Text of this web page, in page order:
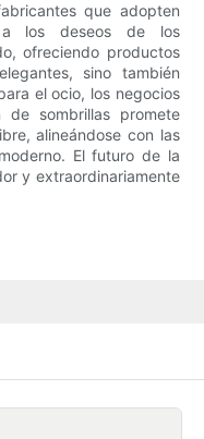
que adopten
a los deseos de los
ofreciendo productos
sino también
el ocio, los negocios
sombrillas promete
alineándose con las
El futuro de la
y extraordinariamente